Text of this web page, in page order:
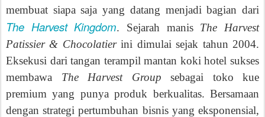
membuat siapa saja yang datang menjadi bagian dari
The Harvest Kingdom. Sejarah manis The Harvest
Patissier & Chocolatierini dimulai sejak tahun 2004.
Eksekusi dari tangan terampil mantan koki hotel sukses
membawa The Harvest Group sebagai toko kue
premium yang punya produk berkualitas. Bersamaan
dengan strategi pertumbuhan bisnis yang eksponensial,